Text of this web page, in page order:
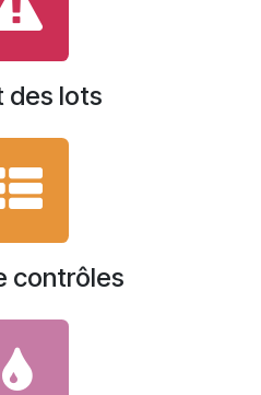
des lots
contrôles